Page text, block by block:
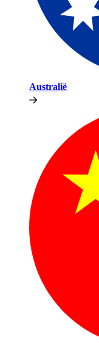
Australië​​